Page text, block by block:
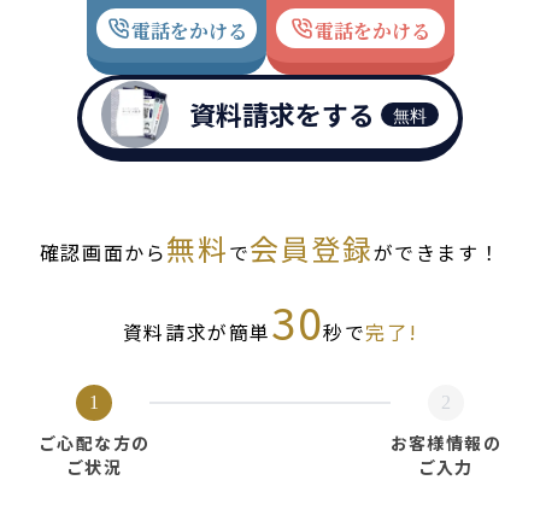
電話をかける 電話をかける
資料請求をする 無料
確認画面から無料で会員登録ができます！
資料請求が簡単30秒で完了!
1
ご心配な方の
ご状況
2
お客様情報の
ご入力